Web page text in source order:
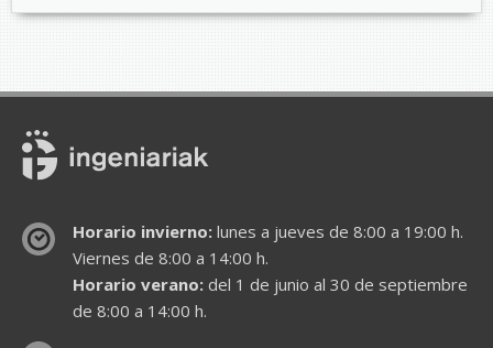
Horario invierno:lunes a jueves de 8:00 a 19:00 h.
Viernes de 8:00 a 14:00 h.
Horario verano:del 1 de junio al 30 de septiembre
de 8:00 a 14:00 h.